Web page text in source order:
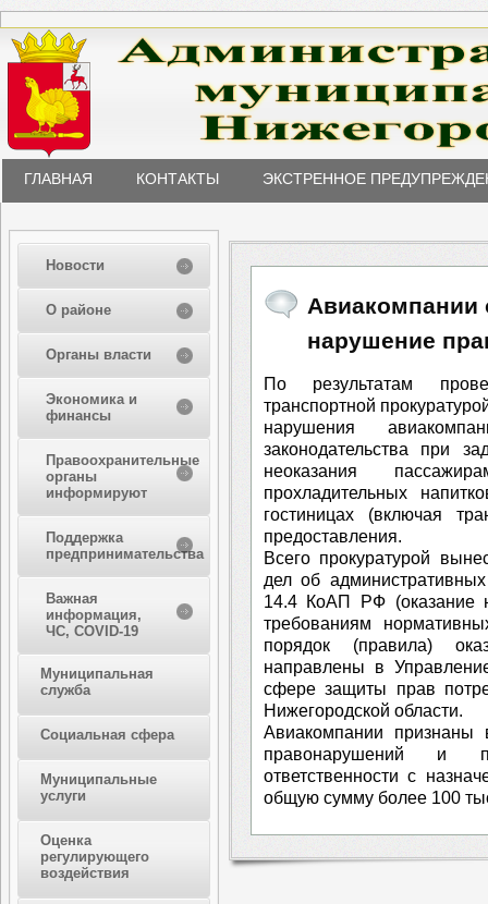
ГЛАВНАЯ КОНТАКТЫ ЭКСТРЕННОЕ
Новости
О районе
Органы власти
Экономика и
финансы
Правоохранительные
органы
информируют
Поддержка
предпринимательства
Важная
информация,
ЧС, COVID-19
Муниципальная
служба
Социальная сфера
Муниципальные
услуги
Оценка
регулирующего
воздействия
нарушение
По результатам
транспортной
нарушения
законодательства при
неоказания
прохладительных
гостиницах (включая
предоставления.
Всего прокуратурой
дел об
14.4 КоАП РФ (оказание
требованиям
порядок (правила)
направлены в
сфере защиты прав
Нижегородской области.
Авиакомпании
правонарушений и
ответственности с
общую сумму более 100